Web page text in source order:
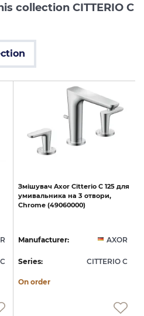
collection CITTERIO C
Змішувач Axor Citterio C 125 для
умивальника на 3 отвори,
Chrome (49060000)
Manufacturer: AXOR
Series: CITTERIO C
On order